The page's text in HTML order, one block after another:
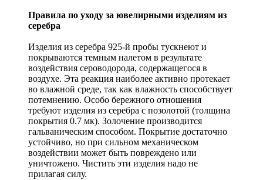
Правила по уходу за ювелирными изделиям из
серебра
Изделия из серебра 925-й пробы тускнеют и
покрываются темным налетом в результате
воздействия сероводорода, содержащегося в
воздухе. Эта реакция наиболее активно протекает
во влажной среде, так как влажность способствует
потемнению. Особо бережного отношения
требуют изделия из серебра с позолотой (толщина
покрытия 0.7 мк). Золочение производится
гальваническим способом. Покрытие достаточно
устойчиво, но при сильном механическом
воздействии может быть повреждено или
уничтожено. Чистить эти изделия надо не
прилагая силу.